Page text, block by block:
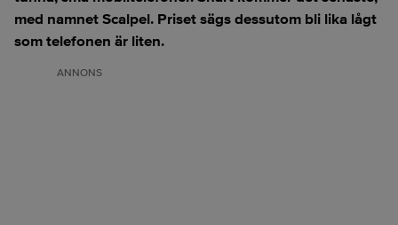
med namnet Scalpel. Priset sägs dessutom bli lika lågt
som telefonen är liten.
ANNONS